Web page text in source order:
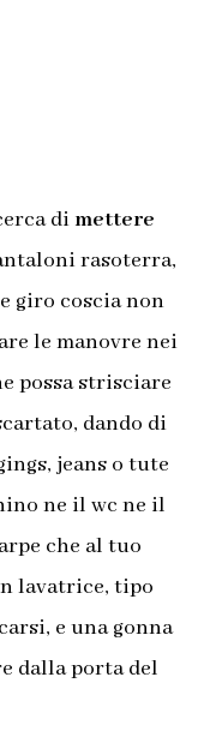
di mettere
rasoterra,
giro coscia non
le manovre nei
possa strisciare
dando di
jeans o tute
ne il wc ne il
che al tuo
lavatrice, tipo
e una gonna
dalla porta del